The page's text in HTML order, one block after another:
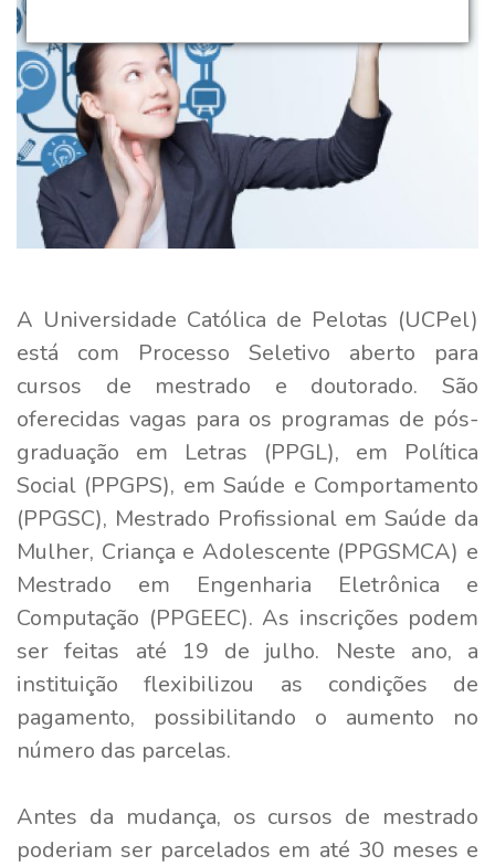
A Universidade Católica de Pelotas (UCPel)
está com Processo Seletivo aberto para
cursos de mestrado e doutorado. São
oferecidas vagas para os programas de pós-
graduação em Letras (PPGL), em Política
Social (PPGPS), em Saúde e Comportamento
(PPGSC), Mestrado Profissional em Saúde da
Mulher, Criança e Adolescente (PPGSMCA) e
Mestrado em Engenharia Eletrônica e
Computação (PPGEEC). As inscrições podem
ser feitas até 19 de julho. Neste ano, a
instituição flexibilizou as condições de
pagamento, possibilitando o aumento no
número das parcelas.
Antes da mudança, os cursos de mestrado
poderiam ser parcelados em até 30 meses e